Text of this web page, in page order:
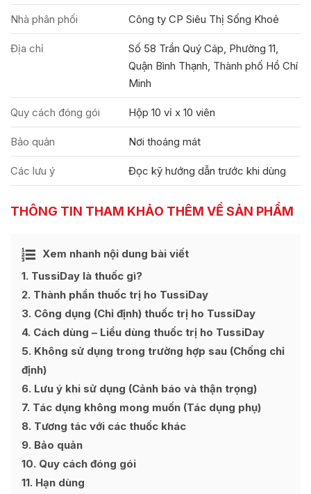
Nhà phân phối Công ty CP Siêu Thị Sống Khoẻ
Địa chỉ
Số 58 Trần Quý Cáp, Phường 11,
Quận Bình Thạnh, Thành phố Hồ Chí
Minh
Quy cách đóng gói Hộp 10 vỉ x 10 viên
Bảo quản Nơi thoáng mát
Các lưu ý Đọc kỹ hướng dẫn trước khi dùng
THÔNG TIN THAM KHẢO THÊM VỀ SẢN PHẨM
Xem nhanh nội dung bài viết
Ẩn
1 TussiDay là thuốc gì?
2 Thành phần thuốc trị ho TussiDay
3 Công dụng (Chỉ định) thuốc trị ho TussiDay
4 Cách dùng – Liều dùng thuốc trị ho TussiDay
5 Không sử dụng trong trường hợp sau (Chống chỉ
định)
6 Lưu ý khi sử dụng (Cảnh báo và thận trọng)
7 Tác dụng không mong muốn (Tác dụng phụ)
8 Tương tác với các thuốc khác
9 Bảo quản
10 Quy cách đóng gói
11 Hạn dùng